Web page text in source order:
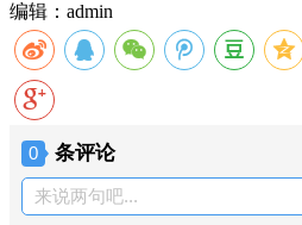
编辑：admin
0 条评论
来说两句吧...